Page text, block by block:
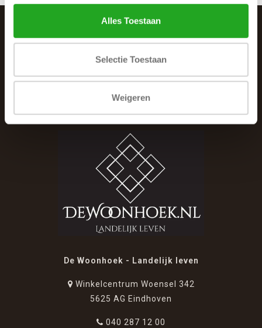
Alles Toestaan
Selectie Toestaan
Weigeren
SCHRIJF JE IN VOOR DE NIEUWSBRIEF
And stay up to date with our latest offers
De Woonhoek - Landelijk leven
Winkelcentrum Woensel 342
5625 AG Eindhoven
040 287 12 00